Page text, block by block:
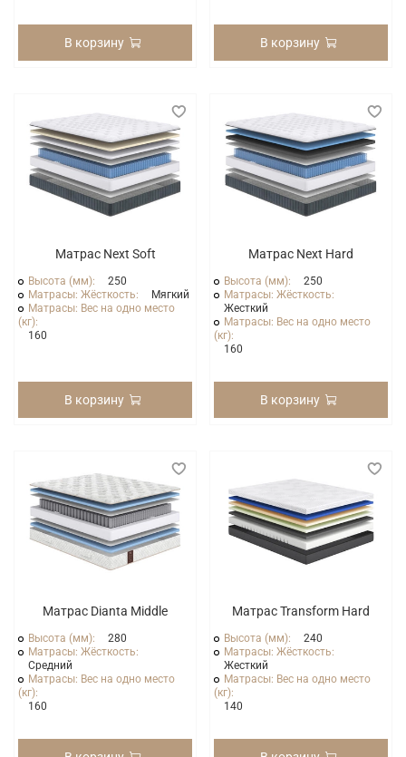
В корзину В корзину
Матрас Next Soft
Высота (мм):
250
Матрасы: Жёсткость:
Мягкий
Матрасы: Вес на одно место
(кг):
160
В корзину
Матрас Next Hard
Высота (мм):
250
Матрасы: Жёсткость:
Жесткий
Матрасы: Вес на одно место
(кг):
160
В корзину
Матрас Dianta Middle
Высота (мм):
280
Матрасы: Жёсткость:
Средний
Матрасы: Вес на одно место
(кг):
160
Матрас Transform Hard
Высота (мм):
240
Матрасы: Жёсткость:
Жесткий
Матрасы: Вес на одно место
(кг):
140